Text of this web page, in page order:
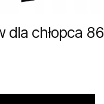
dla chłopca 86